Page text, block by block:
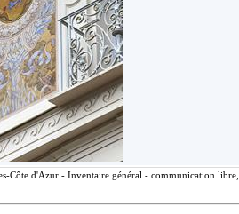
Côte d'Azur - Inventaire général - communication